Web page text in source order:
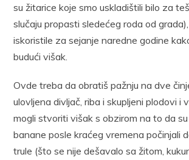
su žitarice koje smo uskladištili bilo za
slučaju propasti sledećeg roda od
iskoristile za sejanje naredne godine
budući višak.
Ovde treba da obratiš pažnju na dve
ulovljena divljač, riba i skupljeni plodovi i
mogli stvoriti višak s obzirom na to da
banane posle kraćeg vremena počinjali
trule (što se nije dešavalo sa žitom,